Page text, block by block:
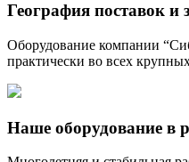
География поставок и
Оборудование компании
практически во всех
Наше оборудование в